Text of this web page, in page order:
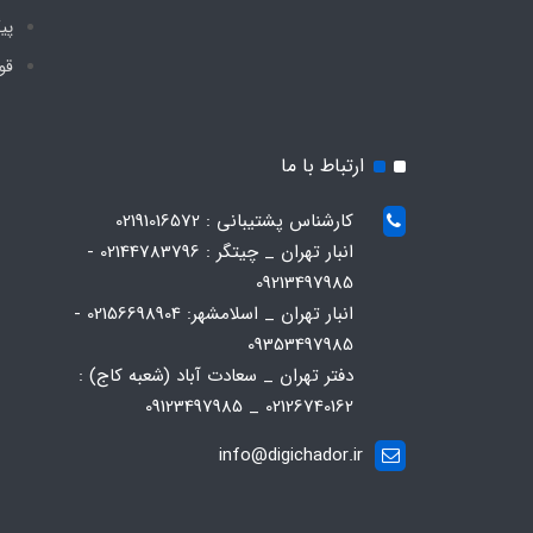
ارتباط با ما
کارشناس پشتیبانی : 02191016572
انبار تهران _ چیتگر : 02144783796 -
09213497985
انبار تهران _ اسلامشهر: 02156698904 -
09353497985
دفتر تهران _ سعادت آباد (شعبه کاج) :
02126740162 _ 09123497985
info@digichador.ir